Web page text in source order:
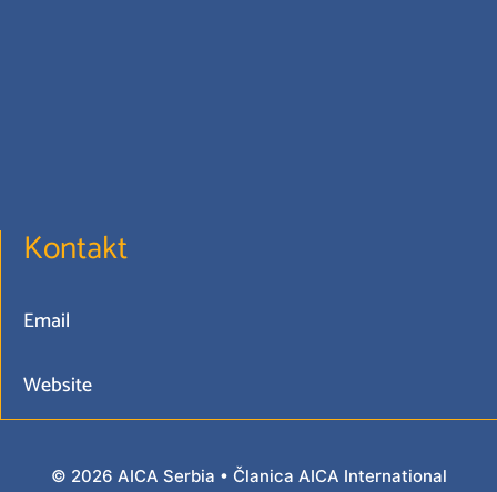
Kontakt
Email
Website
© 2026 AICA Serbia • Članica AICA International